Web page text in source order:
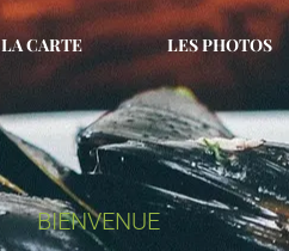
LA CARTE LES PHOTOS
BIENVENUE